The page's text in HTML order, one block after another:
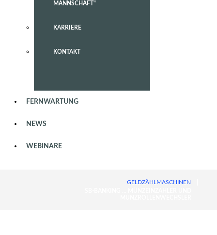
MANNSCHAFT"
KARRIERE
KONTAKT
FERNWARTUNG
NEWS
WEBINARE
GELDZÄHLMASCHINEN